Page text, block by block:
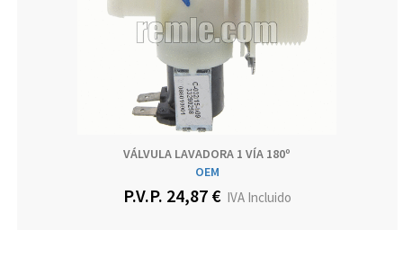
VÁLVULA LAVADORA 1 VÍA 180º
OEM
P.V.P. 24,87 €IVA Incluido